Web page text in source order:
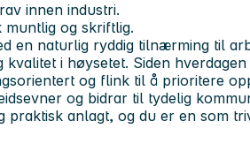
innen industri.
og skriftlig.
en naturlig ryddig tilnærming til
i høysetet. Siden hverdagen
og flink til å prioritere
og bidrar til tydelig
praktisk anlagt, og du er en som